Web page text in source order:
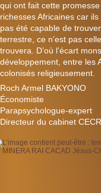
qui ont fait cette
richesses Africaines car
pas été capable de
terrestre, ce n’est pas
trouvera. D’où l’écart
développement, entre les
colonisés religieusement.
Roch Armel BAKYONO
Économiste
Parapsychologue-expert
Directeur du cabinet